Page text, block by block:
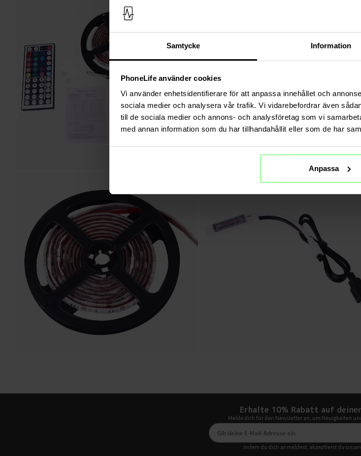
Samtycke Information
PhoneLife använder cookies
Vi använder enhetsidentifierare för att anpassa innehållet och
sociala medier och analysera vår trafik. Vi vidarebefordrar även
till de sociala medier och annons- och analysföretag som vi
med annan information som du har tillhandahållit eller som de har
Anpassa
Erhalte 10% Rabatt auf
Melde dich für den Newsletter an, um Neuigkeiten
Indem du dich anmeldest, akzeptierst du